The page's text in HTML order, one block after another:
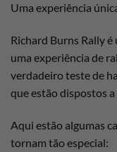
Uma experiência
Richard Burns Rally
uma experiência de
verdadeiro teste de
que estão dispostos a
Aqui estão algumas
tornam tão especial: